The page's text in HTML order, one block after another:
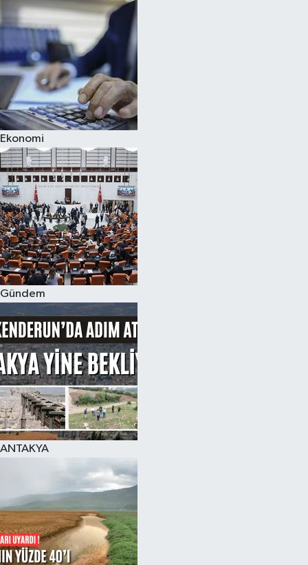
Ekonomi
Gündem
ANTAKYA